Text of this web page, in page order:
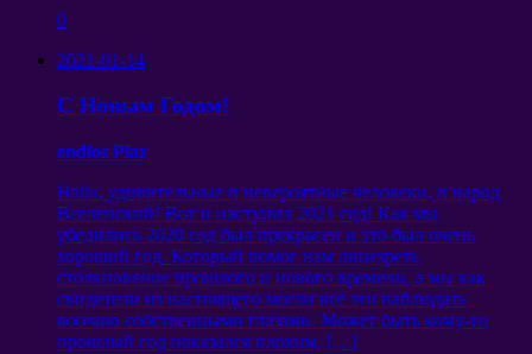
0
2021-01-14
С Новым Годом!
endlos Plaz
Hallo, удивительные и невероятные человеки, и народ
Вселенский! Вот и наступил 2021 год! Как мы
убедились 2020 год был прекрасен и это был очень
хороший год. Который помог нам лицезреть
столкновение прошлого и нового времени, а мы как
свидетели из настоящего могли всё это наблюдать
воочию собственными глазами. Может быть кому-то
прошлый год показался плохим, […]